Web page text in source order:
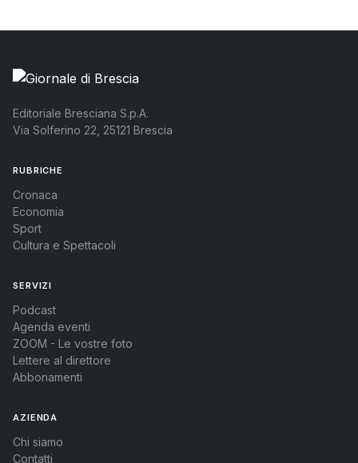
Editoriale Bresciana S.p.A.
Via Solferino 22, 25121 Brescia
RUBRICHE
Cronaca
Economia
Sport
Cultura e Spettacoli
SERVIZI
Podcast
Agenda eventi
ZOOM - Le vostre foto
Lettere al direttore
Abbonamenti
AZIENDA
Chi siamo
Contatti